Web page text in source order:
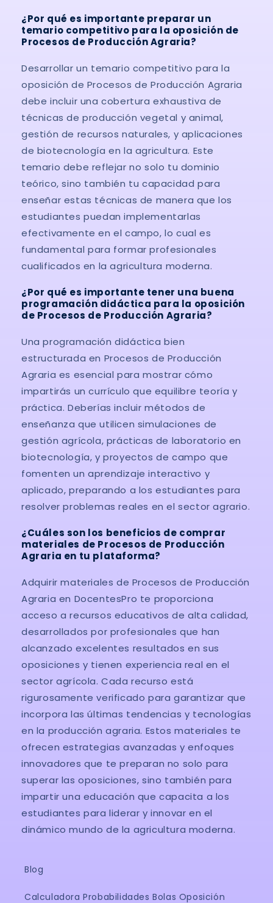
¿Por qué es importante preparar un
temario competitivo para la oposición de
Procesos de Producción Agraria?
Desarrollar un temario competitivo para la
oposición de Procesos de Producción Agraria
debe incluir una cobertura exhaustiva de
técnicas de producción vegetal y animal,
gestión de recursos naturales, y aplicaciones
de biotecnología en la agricultura. Este
temario debe reflejar no solo tu dominio
teórico, sino también tu capacidad para
enseñar estas técnicas de manera que los
estudiantes puedan implementarlas
efectivamente en el campo, lo cual es
fundamental para formar profesionales
cualificados en la agricultura moderna.
¿Por qué es importante tener una buena
programación didáctica para la oposición
de Procesos de Producción Agraria?
Una programación didáctica bien
estructurada en Procesos de Producción
Agraria es esencial para mostrar cómo
impartirás un currículo que equilibre teoría y
práctica. Deberías incluir métodos de
enseñanza que utilicen simulaciones de
gestión agrícola, prácticas de laboratorio en
biotecnología, y proyectos de campo que
fomenten un aprendizaje interactivo y
aplicado, preparando a los estudiantes para
resolver problemas reales en el sector agrario.
¿Cuáles son los beneficios de comprar
materiales de Procesos de Producción
Agraria en tu plataforma?
Adquirir materiales de Procesos de Producción
Agraria en DocentesPro te proporciona
acceso a recursos educativos de alta calidad,
desarrollados por profesionales que han
alcanzado excelentes resultados en sus
oposiciones y tienen experiencia real en el
sector agrícola. Cada recurso está
rigurosamente verificado para garantizar que
incorpora las últimas tendencias y tecnologías
en la producción agraria. Estos materiales te
ofrecen estrategias avanzadas y enfoques
innovadores que te preparan no solo para
superar las oposiciones, sino también para
impartir una educación que capacita a los
estudiantes para liderar y innovar en el
dinámico mundo de la agricultura moderna.
Blog
Calculadora Probabilidades Bolas Oposición